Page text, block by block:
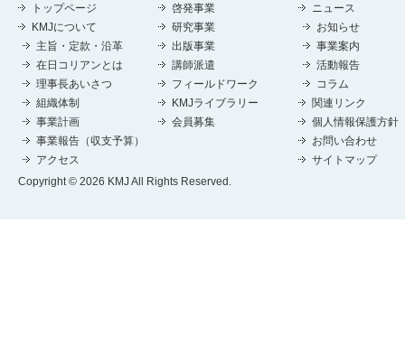
トップページ
KMJについて
主旨・定款・沿革
在日コリアンとは
理事長あいさつ
組織体制
事業計画
事業報告（収支予算）
アクセス
啓発事業
研究事業
出版事業
講師派遣
フィールドワーク
KMJライブラリー
会員募集
ニュース
お知らせ
事業案内
活動報告
コラム
関連リンク
個人情報保護方針
お問い合わせ
サイトマップ
Copyright © 2026 KMJ All Rights Reserved.